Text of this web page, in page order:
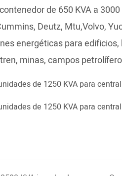
de 650 KVA a
Deutz, Mtu,Volvo,
energéticas para
minas, campos